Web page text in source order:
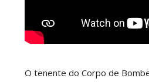
O tenente do Corpo de